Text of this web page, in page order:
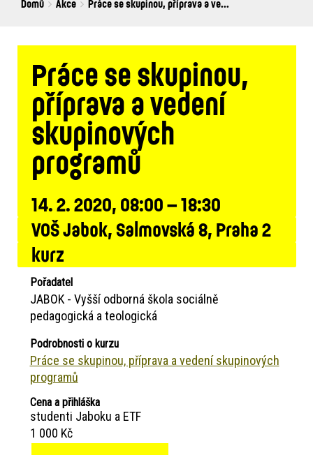
Breadcrumbs
You
Domů Akce Práce se skupinou, příprava a ve...
Práce se skupinou,
příprava a vedení
skupinových
programů
14. 2. 2020, 08:00 – 18:30
VOŠ Jabok, Salmovská 8, Praha 2
kurz
Pořadatel
JABOK - Vyšší odborná škola sociálně
pedagogická a teologická
Podrobnosti o kurzu
Práce se skupinou, příprava a vedení skupinových
programů
Cena a přihláška
studenti Jaboku a ETF
1 000 Kč